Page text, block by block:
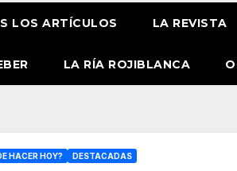
LOS ARTÍCULOS LA REVISTA
LA RÍA ROJIBLANCA
HACER HOY? DESTACADAS